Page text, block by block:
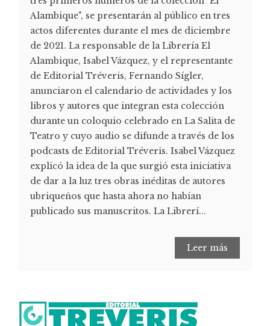
Alambique", se presentarán al público en tres
actos diferentes durante el mes de diciembre
de 2021. La responsable de la Librería El
Alambique, Isabel Vázquez, y el representante
de Editorial Tréveris, Fernando Sígler,
anunciaron el calendario de actividades y los
libros y autores que integran esta colección
durante un coloquio celebrado en La Salita de
Teatro y cuyo audio se difunde a través de los
podcasts de Editorial Tréveris. Isabel Vázquez
explicó la idea de la que surgió esta iniciativa
de dar a la luz tres obras inéditas de autores
ubriqueños que hasta ahora no habían
publicado sus manuscritos. La Librerí...
Leer más